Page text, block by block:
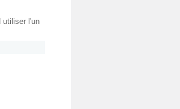
utiliser l'un